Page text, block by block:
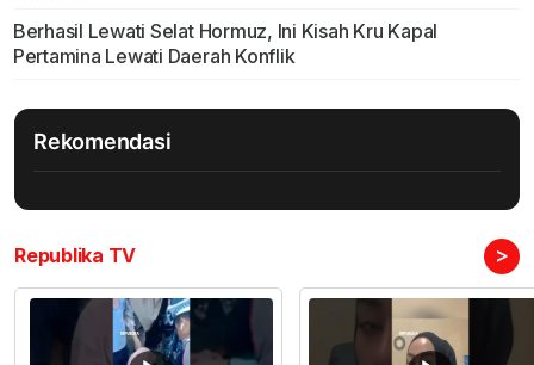
Berhasil Lewati Selat Hormuz, Ini Kisah Kru Kapal
Pertamina Lewati Daerah Konflik
Rekomendasi
Republika TV >